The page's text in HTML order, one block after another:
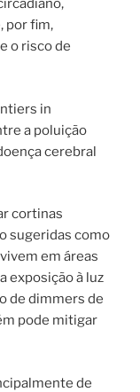
por fim,
o risco de
in
a poluição
cerebral
cortinas
sugeridas como
em áreas
exposição à luz
de dimmers de
pode mitigar
de